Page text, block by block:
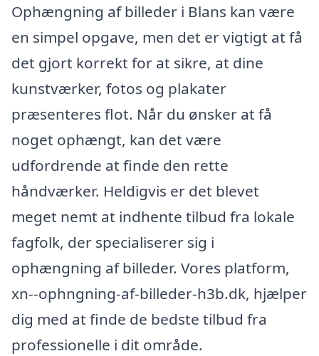
Ophængning af billeder i Blans kan være
en simpel opgave, men det er vigtigt at få
det gjort korrekt for at sikre, at dine
kunstværker, fotos og plakater
præsenteres flot. Når du ønsker at få
noget ophængt, kan det være
udfordrende at finde den rette
håndværker. Heldigvis er det blevet
meget nemt at indhente tilbud fra lokale
fagfolk, der specialiserer sig i
ophængning af billeder. Vores platform,
xn--ophngning-af-billeder-h3b.dk, hjælper
dig med at finde de bedste tilbud fra
professionelle i dit område.